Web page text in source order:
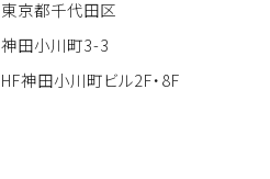
東京都千代田区
神田小川町3-3
HF神田小川町ビル2F・8F